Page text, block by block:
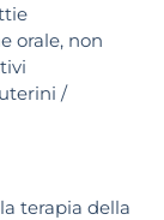
orale, non
/
terapia della